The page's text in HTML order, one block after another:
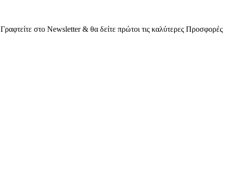
Γραφτείτε στο Νewsletter & θα δείτε πρώτοι τις καλύτερες Προσφορές